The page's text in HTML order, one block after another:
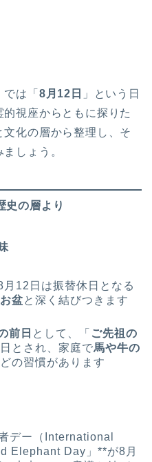
は「 8月12日
」という日
視座からともに探りた
化の層から整理し、そ
しょう。
史の層より
月12日は振替休日となる
お盆と深く結びつきます
前日 として、「 ご先祖の
とされ、家庭で馬や牛の
の習慣があります
デー（International
Elephant Day」**が8月